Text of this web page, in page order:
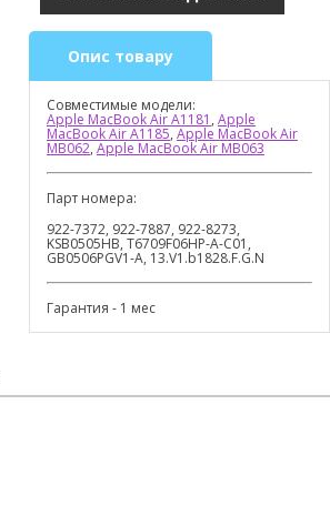
Опис товару
Совместимые модели:
Apple MacBook Air A1181 , Apple
MacBook Air A1185, Apple MacBook Air
MB062, Apple MacBook Air MB063
Парт номера:
922-7372, 922-7887, 922-8273,
KSB0505HB, T6709F06HP-A-C01,
GB0506PGV1-A, 13.V1.b1828.F.G.N
Гарантия - 1 мес